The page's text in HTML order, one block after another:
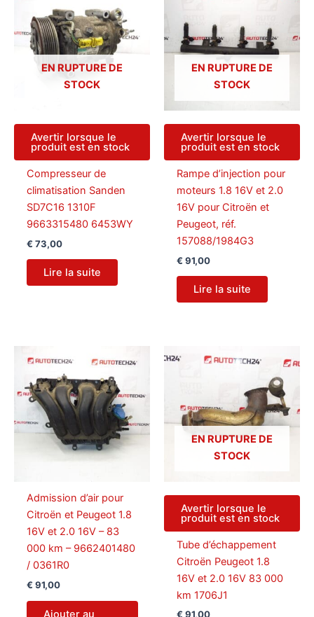
EN RUPTURE DE
STOCK
Avertir lorsque le
produit est en stock
Compresseur de
climatisation Sanden
SD7C16 1310F
9663315480 6453WY
€ 73,00
Lire la suite
EN RUPTURE DE
STOCK
Avertir lorsque le
produit est en stock
Rampe d’injection pour
moteurs 1.8 16V et 2.0
16V pour Citroën et
Peugeot, réf.
157088/1984G3
€ 91,00
Lire la suite
Admission d’air pour
Citroën et Peugeot 1.8
16V et 2.0 16V – 83
000 km – 9662401480
/ 0361R0
€ 91,00
Ajouter au
EN RUPTURE DE
STOCK
Avertir lorsque le
produit est en stock
Tube d’échappement
Citroën Peugeot 1.8
16V et 2.0 16V 83 000
km 1706J1
€ 91,00